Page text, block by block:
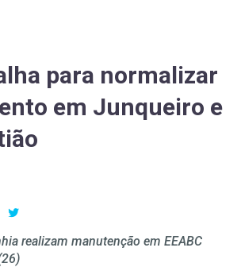
para normalizar
em Junqueiro e
realizam manutenção em EEABC